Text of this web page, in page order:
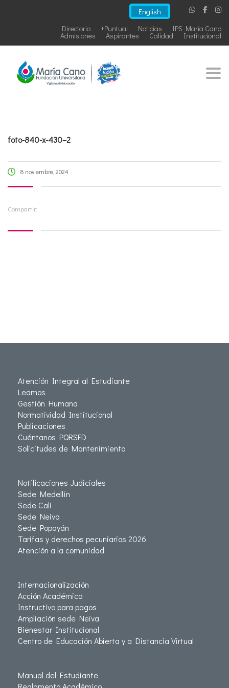
English
IPS María Cano
Noticias
+Puntual
Directorio
Institucional
Calidad
Aspirantes
Admisiones
foto-840-x-430–2
8 noviembre, 2024
Compartir:
Atención Integral al Estudiante
Leamos
Gestión Humana
Normatividad Institucional
Publicaciones
Cuéntanos PQRSFD
Solicitudes de Mantenimiento
Notificaciones Judiciales
Sede Medellín
Sede Cali
Sede Neiva
Sede Popayán
Tarifas y derechos pecuniarios 2026
Atención a la comunidad
Internacionalización
Acción Académica
Instructivo para pagos
Ampliación sede Neiva
Bienestar Institucional
Centro de Educación Abierta y a Distancia Virtual
Manual del Estudiante